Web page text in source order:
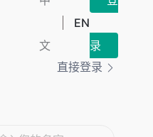
文
EN
录
直接登录